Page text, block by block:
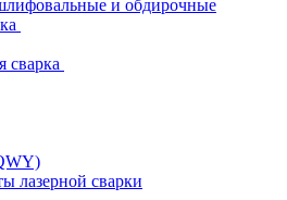
и обдирочные
сварка
лазерной сварки